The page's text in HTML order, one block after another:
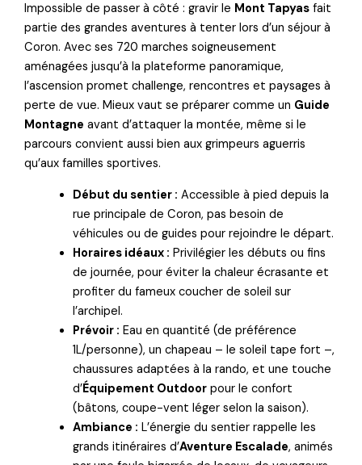
Impossible de passer à côté : gravir le Mont Tapyas fait
partie des grandes aventures à tenter lors d’un séjour à
Coron. Avec ses 720 marches soigneusement
aménagées jusqu’à la plateforme panoramique,
l’ascension promet challenge, rencontres et paysages à
perte de vue. Mieux vaut se préparer comme un Guide
Montagne avant d’attaquer la montée, même si le
parcours convient aussi bien aux grimpeurs aguerris
qu’aux familles sportives.
Début du sentier : Accessible à pied depuis la
rue principale de Coron, pas besoin de
véhicules ou de guides pour rejoindre le départ.
Horaires idéaux : Privilégier les débuts ou fins
de journée, pour éviter la chaleur écrasante et
profiter du fameux coucher de soleil sur
l’archipel.
Prévoir : Eau en quantité (de préférence
1L/personne), un chapeau – le soleil tape fort –,
chaussures adaptées à la rando, et une touche
d’Équipement Outdoor pour le confort
(bâtons, coupe-vent léger selon la saison).
Ambiance : L’énergie du sentier rappelle les
grands itinéraires d’Aventure Escalade, animés